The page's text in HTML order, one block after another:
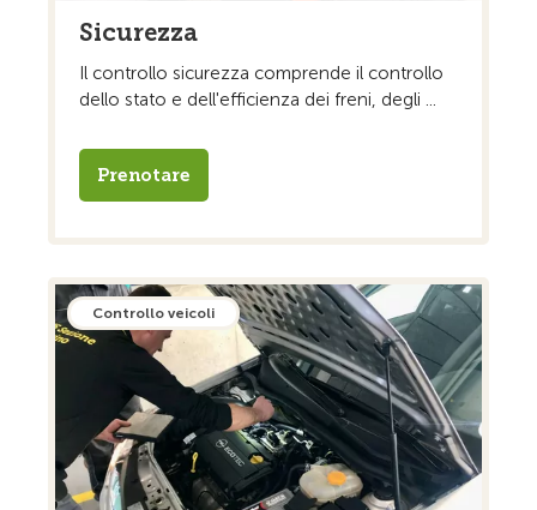
Sicurezza
Il controllo sicurezza comprende il controllo
dello stato e dell'efficienza dei freni, degli ...
Prenotare
Controllo veicoli